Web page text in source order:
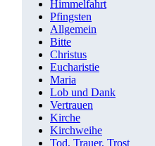
Himmelfahrt
Pfingsten
Allgemein
Bitte
Christus
Eucharistie
Maria
Lob und Dank
Vertrauen
Kirche
Kirchweihe
Tod, Trauer, Trost